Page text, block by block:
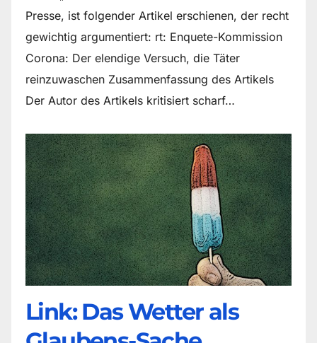
Presse, ist folgender Artikel erschienen, der recht
gewichtig argumentiert: rt: Enquete-Kommission
Corona: Der elendige Versuch, die Täter
reinzuwaschen Zusammenfassung des Artikels
Der Autor des Artikels kritisiert scharf…
Link: Das Wetter als